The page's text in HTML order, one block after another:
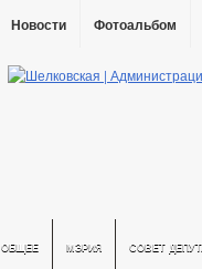
Новости Фотоальбом
ОБЩЕЕ МЭРИЯ СОВЕТ